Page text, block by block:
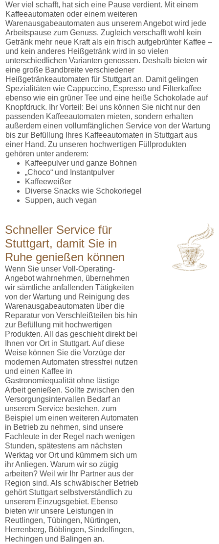
Wer viel schafft, hat sich eine Pause verdient. Mit einem
Kaffeeautomaten oder einem weiteren
Warenausgabeautomaten aus unserem Angebot wird jede
Arbeitspause zum Genuss. Zugleich verschafft wohl kein
Getränk mehr neue Kraft als ein frisch aufgebrühter Kaffee –
und kein anderes Heißgetränk wird in so vielen
unterschiedlichen Varianten genossen. Deshalb bieten wir
eine große Bandbreite verschiedener
Heißgetränkeautomaten für Stuttgart an. Damit gelingen
Spezialitäten wie Cappuccino, Espresso und Filterkaffee
ebenso wie ein grüner Tee und eine heiße Schokolade auf
Knopfdruck. Ihr Vorteil: Bei uns können Sie nicht nur den
passenden Kaffeeautomaten mieten, sondern erhalten
außerdem einen vollumfänglichen Service von der Wartung
bis zur Befüllung Ihres Kaffeeautomaten in Stuttgart aus
einer Hand. Zu unseren hochwertigen Füllprodukten
gehören unter anderem:
Kaffeepulver und ganze Bohnen
„Choco“ und Instantpulver
Kaffeeweißer
Diverse Snacks wie Schokoriegel
Suppen, auch vegan
Schneller Service für
Stuttgart, damit Sie in
Ruhe genießen können
Wenn Sie unser Voll-Operating-
Angebot wahrnehmen, übernehmen
wir sämtliche anfallenden Tätigkeiten
von der Wartung und Reinigung des
Warenausgabeautomaten über die
Reparatur von Verschleißteilen bis hin
zur Befüllung mit hochwertigen
Produkten. All das geschieht direkt bei
Ihnen vor Ort in Stuttgart. Auf diese
Weise können Sie die Vorzüge der
modernen Automaten stressfrei nutzen
und einen Kaffee in
Gastronomiequalität ohne lästige
Arbeit genießen. Sollte zwischen den
Versorgungsintervallen Bedarf an
unserem Service bestehen, zum
Beispiel um einen weiteren Automaten
in Betrieb zu nehmen, sind unsere
Fachleute in der Regel nach wenigen
Stunden, spätestens am nächsten
Werktag vor Ort und kümmern sich um
ihr Anliegen. Warum wir so zügig
arbeiten? Weil wir Ihr Partner aus der
Region sind. Als schwäbischer Betrieb
gehört Stuttgart selbstverständlich zu
unserem Einzugsgebiet. Ebenso
bieten wir unsere Leistungen in
Reutlingen, Tübingen, Nürtingen,
Herrenberg, Böblingen, Sindelfingen,
Hechingen und Balingen an.